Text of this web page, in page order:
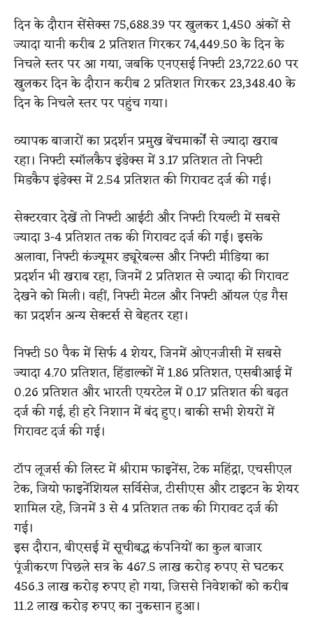
दिन के दौरान सेंसेक्स 75,688.39 पर खुलकर 1,450 अंकों से
ज्यादा यानी करीब 2 प्रतिशत गिरकर 74,449.50 के दिन के
निचले स्तर पर आ गया, जबकि एनएसई निफ्टी 23,722.60 पर
खुलकर दिन के दौरान करीब 2 प्रतिशत गिरकर 23,348.40 के
दिन के निचले स्तर पर पहुंच गया।
व्यापक बाजारों का प्रदर्शन प्रमुख बेंचमार्कों से ज्यादा खराब
रहा। निफ्टी स्मॉलकैप इंडेक्स में 3.17 प्रतिशत तो निफ्टी
मिडकैप इंडेक्स में 2.54 प्रतिशत की गिरावट दर्ज की गई।
सेक्टरवार देखें तो निफ्टी आईटी और निफ्टी रियल्टी में सबसे
ज्यादा 3-4 प्रतिशत तक की गिरावट दर्ज की गई। इसके
अलावा, निफ्टी कंज्यूमर ड्यूरेबल्स और निफ्टी मीडिया का
प्रदर्शन भी खराब रहा, जिनमें 2 प्रतिशत से ज्यादा की गिरावट
देखने को मिली। वहीं, निफ्टी मेटल और निफ्टी ऑयल एंड गैस
का प्रदर्शन अन्य सेक्टर्स से बेहतर रहा।
निफ्टी 50 पैक में सिर्फ 4 शेयर, जिनमें ओएनजीसी में सबसे
ज्यादा 4.70 प्रतिशत, हिंडाल्कों में 1.86 प्रतिशत, एसबीआई में
0.26 प्रतिशत और भारती एयरटेल में 0.17 प्रतिशत की बढ़त
दर्ज की गई, ही हरे निशान में बंद हुए। बाकी सभी शेयरों में
गिरावट दर्ज की गई।
टॉप लूजर्स की लिस्ट में श्रीराम फाइनेंस, टेक महिंद्रा, एचसीएल
टेक, जियो फाइनेंशियल सर्विसेज, टीसीएस और टाइटन के शेयर
शामिल रहे, जिनमें 3 से 4 प्रतिशत तक की गिरावट दर्ज की
गई।
इस दौरान, बीएसई में सूचीबद्ध कंपनियों का कुल बाजार
पूंजीकरण पिछले सत्र के 467.5 लाख करोड़ रुपए से घटकर
456.3 लाख करोड़ रुपए हो गया, जिससे निवेशकों को करीब
11.2 लाख करोड़ रुपए का नुकसान हुआ।